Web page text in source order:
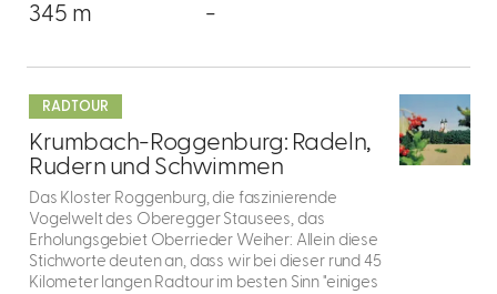
345 m -
RADTOUR
6
Krumbach-Roggenburg: Radeln,
Rudern und Schwimmen
Das Kloster Roggenburg, die faszinierende
Vogelwelt des Oberegger Stausees, das
Erholungsgebiet Oberrieder Weiher: Allein diese
Stichworte deuten an, dass wir bei dieser rund 45
Kilometer langen Radtour im besten Sinn "einiges
dazu